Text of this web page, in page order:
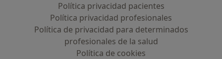
Política privacidad pacientes
Política privacidad profesionales
Política de privacidad para determinados
profesionales de la salud
Política de cookies